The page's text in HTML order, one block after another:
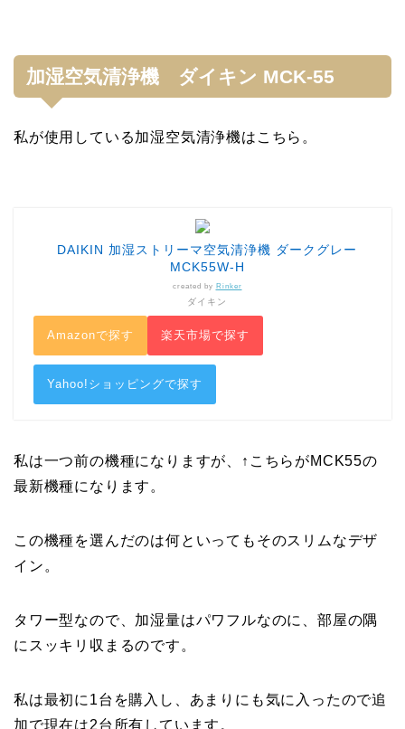
加湿空気清浄機 ダイキン MCK-55
私が使用している加湿空気清浄機はこちら。
DAIKIN 加湿ストリーマ空気清浄機 ダークグレー
MCK55W-H
created by Rinker
ダイキン
Amazonで探す 楽天市場で探す
Yahoo!ショッピングで探す
私は一つ前の機種になりますが、↑こちらがMCK55の
最新機種になります。
この機種を選んだのは何といってもそのスリムなデザ
イン。
タワー型なので、加湿量はパワフルなのに、部屋の隅
にスッキリ収まるのです。
私は最初に1台を購入し、あまりにも気に入ったので追
加で現在は2台所有しています。